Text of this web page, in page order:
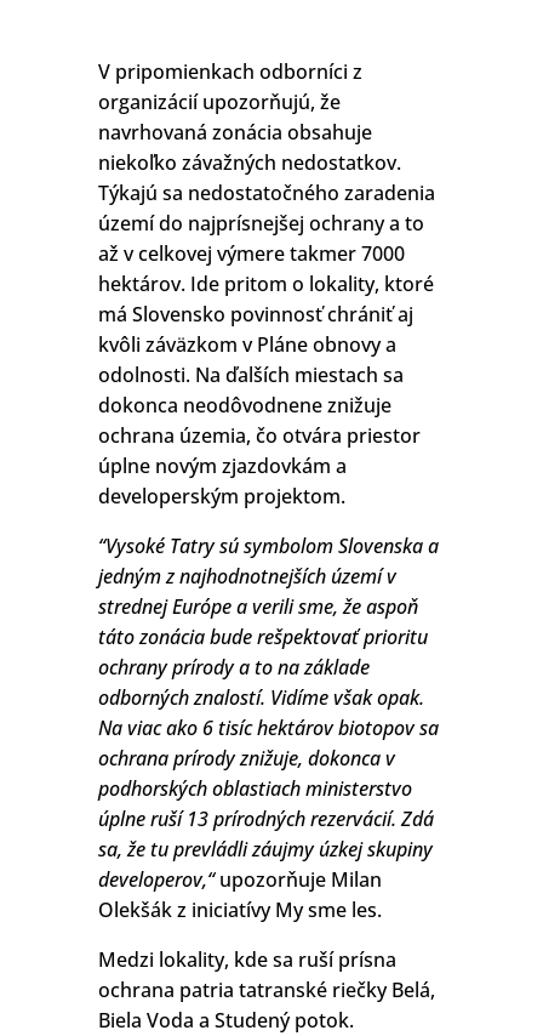
V pripomienkach odborníci z
organizácií upozorňujú, že
navrhovaná zonácia obsahuje
niekoľko závažných nedostatkov.
Týkajú sa nedostatočného zaradenia
území do najprísnejšej ochrany a to
až v celkovej výmere takmer 7000
hektárov. Ide pritom o lokality, ktoré
má Slovensko povinnosť chrániť aj
kvôli záväzkom v Pláne obnovy a
odolnosti. Na ďalších miestach sa
dokonca neodôvodnene znižuje
ochrana územia, čo otvára priestor
úplne novým zjazdovkám a
developerským projektom.
“Vysoké Tatry sú symbolom Slovenska a
jedným z najhodnotnejších území v
strednej Európe a verili sme, že aspoň
táto zonácia bude rešpektovať prioritu
ochrany prírody a to na základe
odborných znalostí. Vidíme však opak.
Na viac ako 6 tisíc hektárov biotopov sa
ochrana prírody znižuje, dokonca v
podhorských oblastiach ministerstvo
úplne ruší 13 prírodných rezervácií. Zdá
sa, že tu prevládli záujmy úzkej skupiny
developerov,“upozorňuje Milan
Olekšák z iniciatívy My sme les.
Medzi lokality, kde sa ruší prísna
ochrana patria tatranské riečky Belá,
Biela Voda a Studený potok.